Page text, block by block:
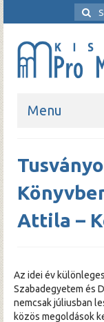
Menu
Bemutatkozó
Rendezvények
Kapcsolat
Hírek
Attila –
Az idei év
Szabadegyetem és
nemcsak júliusban
közös megoldások